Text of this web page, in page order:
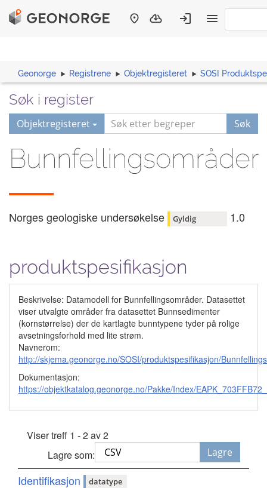
Geonorge Registrene Objektregisteret SOSI
Søk i register
Objektregisteret Søk
Bunnfellingsområder
Norges geologiske undersøkelse Gyldig 1.0
produktspesifikasjon
Beskrivelse: Datamodell for Bunnfellingsområder. Datasettet
viser utvalgte områder fra datasettet Bunnsedimenter
(kornstørrelse) der de kartlagte bunntypene tyder på rolige
avsetningsforhold med lite strøm.
Navnerom:
http://skjema.geonorge.no/SOSI/produktspesifikasjon/
Dokumentasjon:
https://objektkatalog.geonorge.no/Pakke/Index/
Viser treff 1 - 2 av 2
Lagre som:
Lagre
Identifikasjon datatype